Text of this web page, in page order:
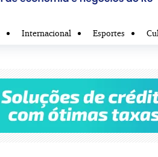
Internacional Esportes